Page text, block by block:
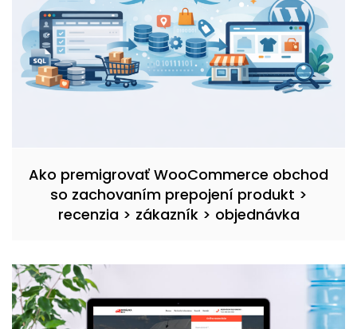
Ako premigrovať WooCommerce obchod
so zachovaním prepojení produkt >
recenzia > zákazník > objednávka